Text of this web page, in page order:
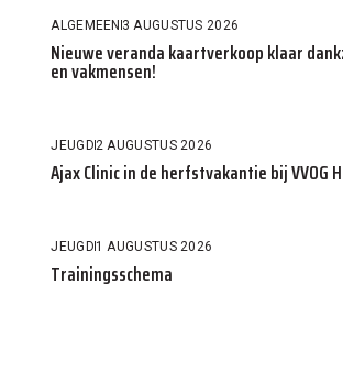
ALGEMEEN3 AUGUSTUS 2026
Nieuwe veranda kaartverkoop klaar
en vakmensen!
JEUGD2 AUGUSTUS 2026
Ajax Clinic in de herfstvakantie bij VVOG
JEUGD1 AUGUSTUS 2026
Trainingsschema